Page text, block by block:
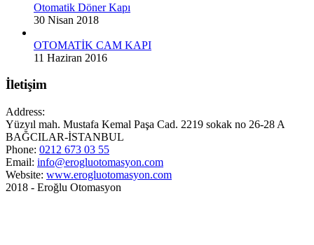
Otomatik Döner Kapı
30 Nisan 2018
OTOMATİK CAM KAPI
11 Haziran 2016
İletişim
Address:
Yüzyıl mah. Mustafa Kemal Paşa Cad. 2219 sokak no 26-28 A
BAĞCILAR-İSTANBUL
Phone: 0212 673 03 55
Email: info@erogluotomasyon.com
Website: www.erogluotomasyon.com
2018 - Eroğlu Otomasyon